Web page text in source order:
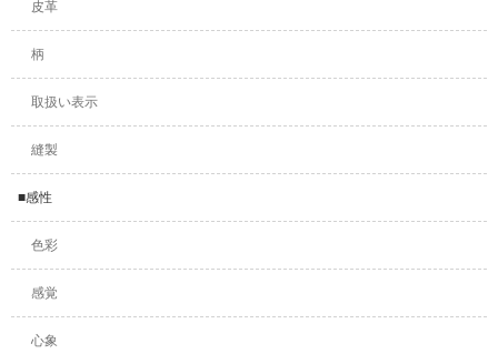
皮革
柄
取扱い表示
縫製
■感性
色彩
感覚
心象